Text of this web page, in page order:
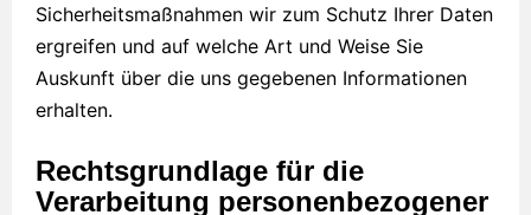
Sicherheitsmaßnahmen wir zum Schutz Ihrer Daten
ergreifen und auf welche Art und Weise Sie
Auskunft über die uns gegebenen Informationen
erhalten.
Rechtsgrundlage für die
Verarbeitung personenbezogener